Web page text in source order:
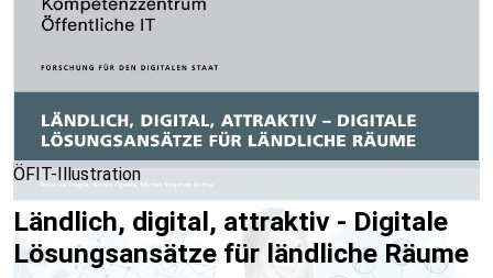
ÖFIT-Illustration
Ländlich, digital, attraktiv - Digitale
Lösungsansätze für ländliche Räume